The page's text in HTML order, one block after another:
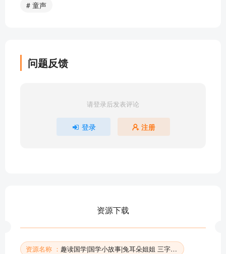
014【三字经篇】始皇称帝
017【三字经篇】杯酒释兵权
018【三字经篇】僧人皇帝朱元璋
021【三字经篇】孔子师项橐
022【三字经篇】头悬梁 锥刺股
023【三字经篇】朱买臣、李密读书
028【弟子规篇】一钱斩吏
部分目录展示 ▶ 下载后解锁 102 首完整音频
# 童声
问题反馈
请登录后发表评论
登录 注册
资源下载
资源名称 ： 趣读国学|国学小故事|兔耳朵姐姐 三字经 弟子规